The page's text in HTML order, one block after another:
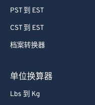
PST 到 EST
CST 到 EST
档案转换器
单位换算器
Lbs 到 Kg